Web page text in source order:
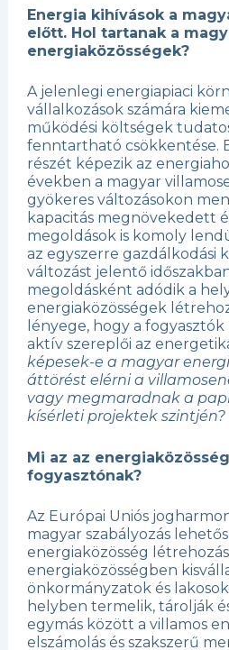
Energia kihívások a
előtt. Hol tartanak a
energiaközösségek?
A jelenlegi energiapiaci
vállalkozások számára
működési költségek
fenntartható csökkentése.
részét képezik az
években a magyar
gyökeres változásokon
kapacitás megnövekedett
megoldások is komoly
az egyszerre gazdálkodási
változást jelentő
megoldásként adódik a
energiaközösségek
lényege, hogy a
aktív szereplői az
képesek-e a magyar
áttörést elérni a
vagy megmaradnak a
kísérleti projektek szintjén?
Mi az az
fogyasztónak?
Az Európai Uniós
magyar szabályozás
energiaközösség
energiaközösségben
önkormányzatok és
helyben termelik, tárolják
egymás között a villamos
elszámolás és szakszerű